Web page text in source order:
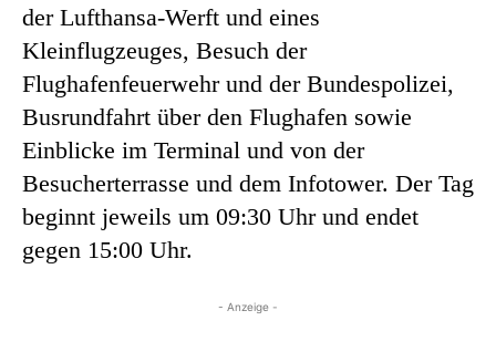
der Lufthansa-Werft und eines
Kleinflugzeuges, Besuch der
Flughafenfeuerwehr und der Bundespolizei,
Busrundfahrt über den Flughafen sowie
Einblicke im Terminal und von der
Besucherterrasse und dem Infotower. Der Tag
beginnt jeweils um 09:30 Uhr und endet
gegen 15:00 Uhr.
- Anzeige -